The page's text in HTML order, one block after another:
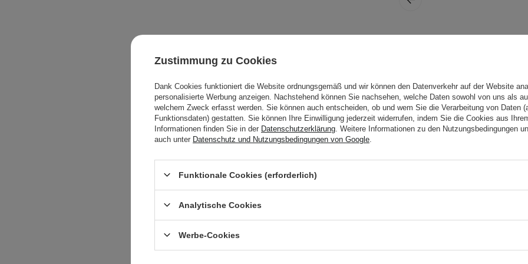
Mousse-Creme für
das Gesicht - 50ml
Zustimmung zu Cookies
Dank Cookies funktioniert die Website ordnungsgemäß und wir können den Datenverkehr auf der Website
personalisierte Werbung anzeigen. Nachstehend können Sie nachsehen, welche Daten sowohl von uns als
welchem Zweck erfasst werden. Sie können auch entscheiden, ob und wem Sie die Verarbeitung von Daten
Funktionsdaten) gestatten. Sie können Ihre Einwilligung jederzeit widerrufen, indem Sie die Cookies aus
Informationen finden Sie in der Datenschutzerklärung . Weitere Informationen zu den Nutzungsbedingungen
auch unter Datenschutz und Nutzungsbedingungen von Google
Funktionale Cookies (erforderlich)
Analytische Cookies
Werbe-Cookies